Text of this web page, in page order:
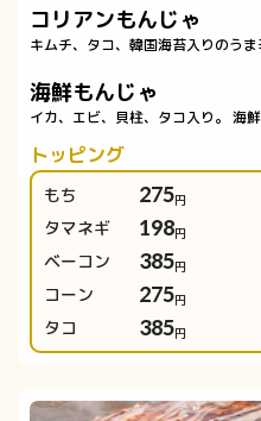
コリアンもんじゃ
キムチ、タコ、韓国海苔入りのうま
海鮮もんじゃ
イカ、エビ、貝柱、タコ入り。 海
トッピング
もち 275円
タマネギ 198円
ベーコン 385円
コーン 275円
タコ 385円